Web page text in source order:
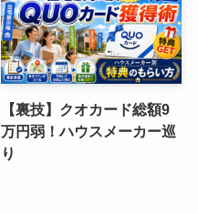
【裏技】クオカード総額9
万円弱！ハウスメーカー巡
り